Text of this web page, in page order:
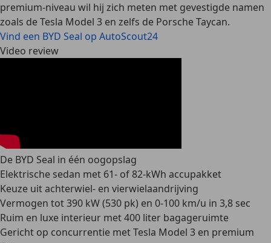
premium-niveau wil hij zich meten met gevestigde namen
zoals de Tesla Model 3 en zelfs de Porsche Taycan.
Vind een BYD Seal op AutoScout24
Video review
De BYD Seal in één oogopslag
Elektrische sedan met 61- of 82-kWh accupakket
Keuze uit achterwiel- en vierwielaandrijving
Vermogen tot 390 kW (530 pk) en 0-100 km/u in 3,8 sec
Ruim en luxe interieur met 400 liter bagageruimte
Gericht op concurrentie met Tesla Model 3 en premium